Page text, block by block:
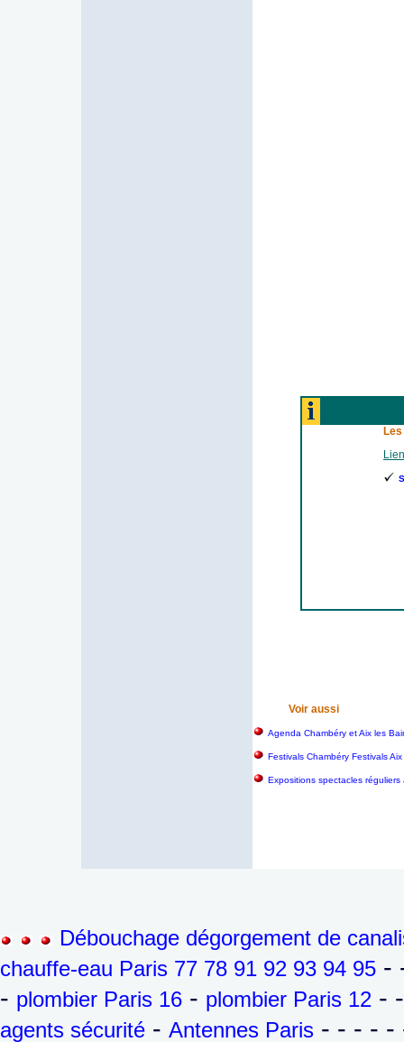
Voir aussi
Agenda Chambéry et Aix les
Festivals Chambéry Festivals
Expositions spectacles
Débouchage dégorgement de
chauffe-eau Paris 77 78 91 92 93 94 95 -
- plombier Paris 16 - plombier Paris 12 -
agents sécurité - Antennes Paris - - - -